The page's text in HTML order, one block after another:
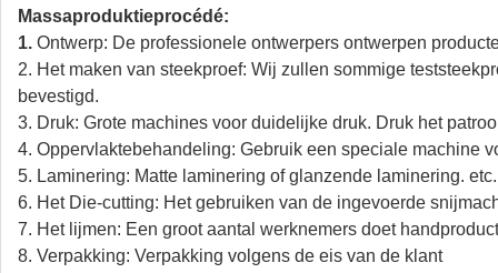
Massaproduktieprocédé:
1. Ontwerp: De professionele ontwerpers ontwerpen
2. Het maken van steekproef: Wij zullen sommige
bevestigd.
3. Druk: Grote machines voor duidelijke druk. Druk het
4. Oppervlaktebehandeling: Gebruik een speciale machine
5. Laminering: Matte laminering of glanzende laminering. etc.
6. Het Die-cutting: Het gebruiken van de ingevoerde
7. Het lijmen: Een groot aantal werknemers doet
8. Verpakking: Verpakking volgens de eis van de klant